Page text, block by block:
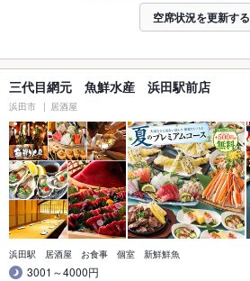
空席状況を更新する
三代目網元 魚鮮水産 浜田駅前店
浜田市 居酒屋
浜田駅 居酒屋 お食事 個室 新鮮鮮魚
3001～4000円